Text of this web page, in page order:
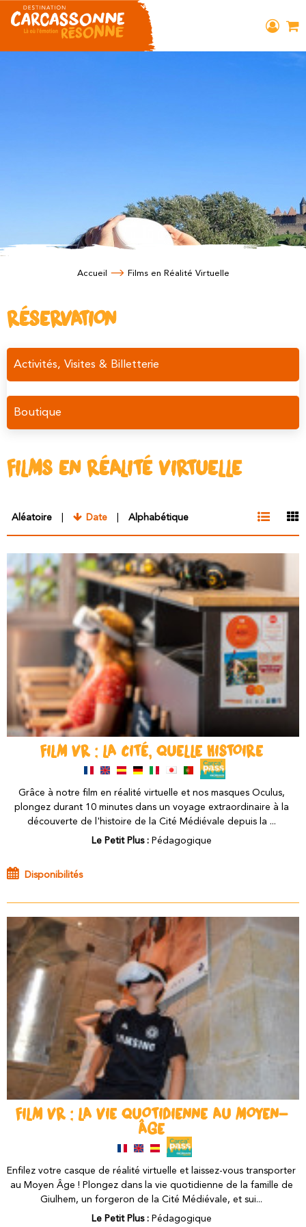
Accueil Films en Réalité Virtuelle
RÉSERVATION
Activités, Visites & Billetterie
Boutique
FILMS EN RÉALITÉ VIRTUELLE
Aléatoire Date Alphabétique
FILM VR : LA CITÉ, QUELLE HISTOIRE
Grâce à notre film en réalité virtuelle et nos masques Oculus,
plongez durant 10 minutes dans un voyage extraordinaire à la
découverte de l'histoire de la Cité Médiévale depuis la ...
Le Petit Plus : Pédagogique
Disponibilités
FILM VR : LA VIE QUOTIDIENNE AU MOYEN-
ÂGE
Enfilez votre casque de réalité virtuelle et laissez-vous transporter
au Moyen Âge ! Plongez dans la vie quotidienne de la famille de
Giulhem, un forgeron de la Cité Médiévale, et sui...
Le Petit Plus : Pédagogique